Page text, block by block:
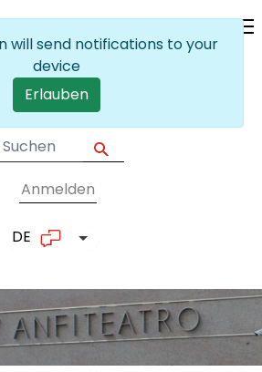
User account
Anmelden
DE List additional actions
will send notifications to your
device
Erlauben